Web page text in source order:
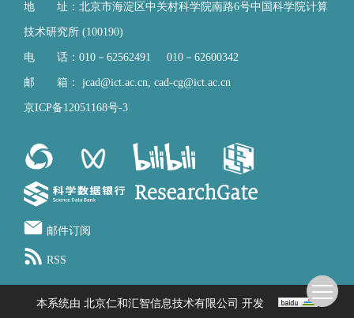
地 址：北京市海淀区中关村科学院南路6号中国科学院计算
技术研究所 (100190)
电 话：010－62562491 010－62600342
邮 箱： jcad@ict.ac.cn, cad-cg@ict.ac.cn
京ICP备12051168号-3
邮件订阅
RSS
本系统由 北京仁和汇智信息技术有限公司 开发